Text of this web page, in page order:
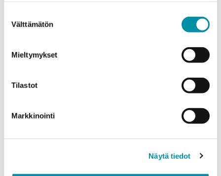
valinta
Välttämätön
Mieltymykset
Tilastot
Markkinointi
Näytä tiedot
Valitse tuote ja syötä tilauksen määrä metreinä. Huomioithan, että
Tuote*